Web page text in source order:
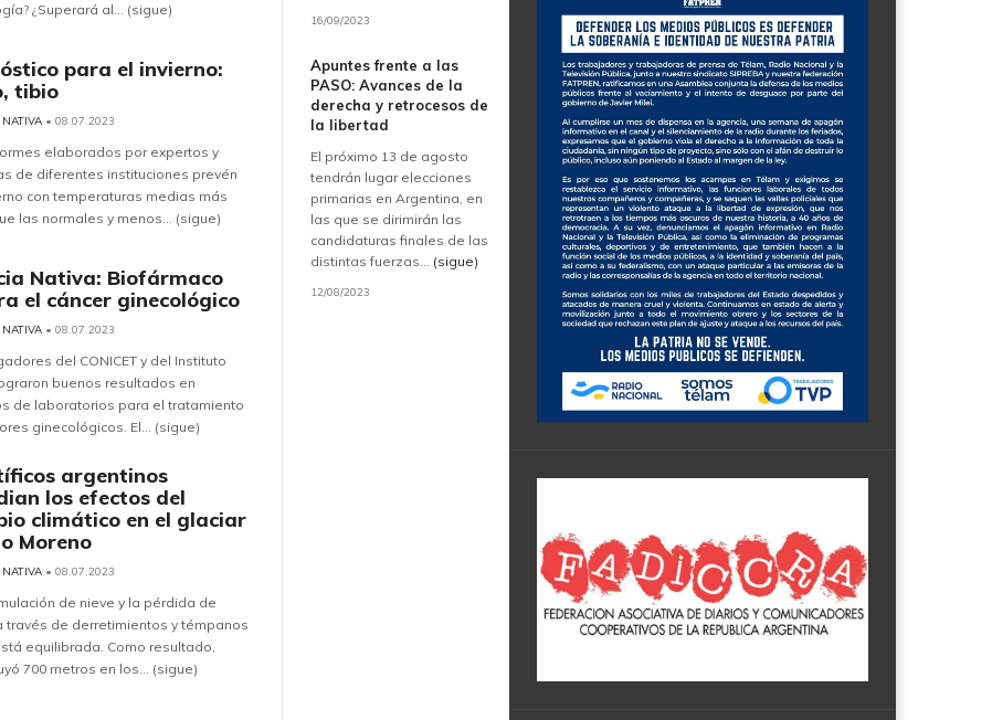
¿Superará al... (sigue)
para el invierno:
tibio
• 08.07.2023
elaborados por expertos y
de diferentes instituciones prevén
con temperaturas medias más
las normales y menos... (sigue)
Nativa: Biofármaco
el cáncer ginecológico
• 08.07.2023
del CONICET y del Instituto
buenos resultados en
de laboratorios para el tratamiento
ginecológicos. El... (sigue)
argentinos
los efectos del
climático en el glaciar
Moreno
• 08.07.2023
de nieve y la pérdida de
través de derretimientos y témpanos
equilibrada. Como resultado,
700 metros en los... (sigue)
16/09/2023
Apuntes frente a las
PASO: Avances de la
derecha y retrocesos de
la libertad
El próximo 13 de agosto
tendrán lugar elecciones
primarias en Argentina, en
las que se dirimirán las
candidaturas finales de las
distintas fuerzas... (sigue)
12/08/2023